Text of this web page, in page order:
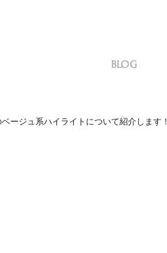
ージュ系ハイライトについて紹介します！
BLOG